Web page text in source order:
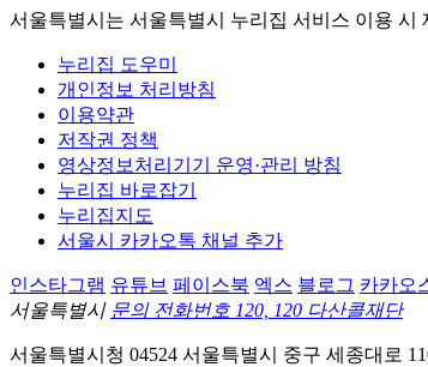
서울특별시는 서울특별시 누리집 서비스 이용
누리집 도우미
개인정보 처리방침
이용약관
저작권 정책
영상정보처리기기 운영·관리 방침
누리집 바로잡기
누리집지도
서울시 카카오톡 채널 추가
인스타그램 유튜브 페이스북 엑스 블로그 카카오
서울특별시 문의 전화번호 120, 120 다산콜재단
서울특별시청 04524 서울특별시 중구 세종대로